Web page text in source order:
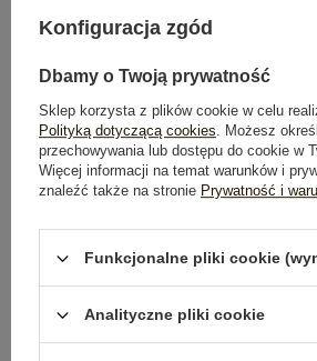
Dostawaod 7,99 zł
Wysyłka wponiedziałek
Konfiguracja zgód
Dbamy o Twoją prywatność
Sklep korzysta z plików cookie w celu
Polityką dotyczącą cookies. Możesz
przechowywania lub dostępu do cookie w
Więcej informacji na temat warunków i
znaleźć także na stronie Prywatność i
Funkcjonalne pliki cookie
Analityczne pliki cookie